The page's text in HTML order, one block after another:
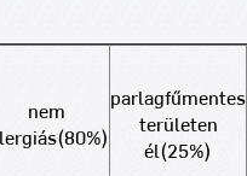
nem
(80%)
parlagfűmentes
területen
él (25%)